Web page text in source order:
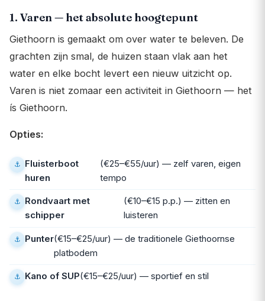
1. Varen — het absolute hoogtepunt
Giethoorn is gemaakt om over water te beleven. De
grachten zijn smal, de huizen staan vlak aan het
water en elke bocht levert een nieuw uitzicht op.
Varen is niet zomaar een activiteit in Giethoorn — het
ís Giethoorn.
Opties:
Fluisterboot
huren
(€25–€55/uur) — zelf varen, eigen
tempo
Rondvaart met
schipper
(€10–€15 p.p.) — zitten en
luisteren
Punter(€15–€25/uur) — de traditionele Giethoornse
platbodem
Kano of SUP(€15–€25/uur) — sportief en stil